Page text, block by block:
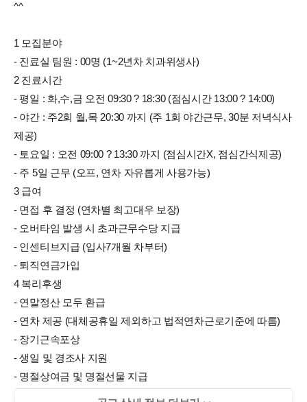
^^
1 모집분야
- 진료실 팀원 : 00명 (1~2년차 치과위생사)
2 진료시간
- 평일 : 화,수,금 오전 09:30 ? 18:30 (점심시간 13:00 ? 14:00)
- 야간 : 주2회 월,목 20:30 까지 (주 1회 야간근무, 30분 저녁식사
제공)
- 토요일 : 오전 09:00 ? 13:30 까지 (점심시간X, 점심간식제공)
- 주 5일 근무 (오프, 연차 자유롭게 사용가능)
3 급여
- 면접 후 결정 (연차별 최고대우 보장)
- 오버타임 발생 시 초과근무수당 지급
- 인센티브지급 (입사7개월 차부터)
- 퇴직연금가입
4 복리후생
- 연말정산 모두 환급
- 연차 제공 (대체공휴일 제외하고 법적연차근로기준에 따름)
- 장기근속포상
- 생일 및 경조사 지원
- 명절상여금 및 명절선물 지급